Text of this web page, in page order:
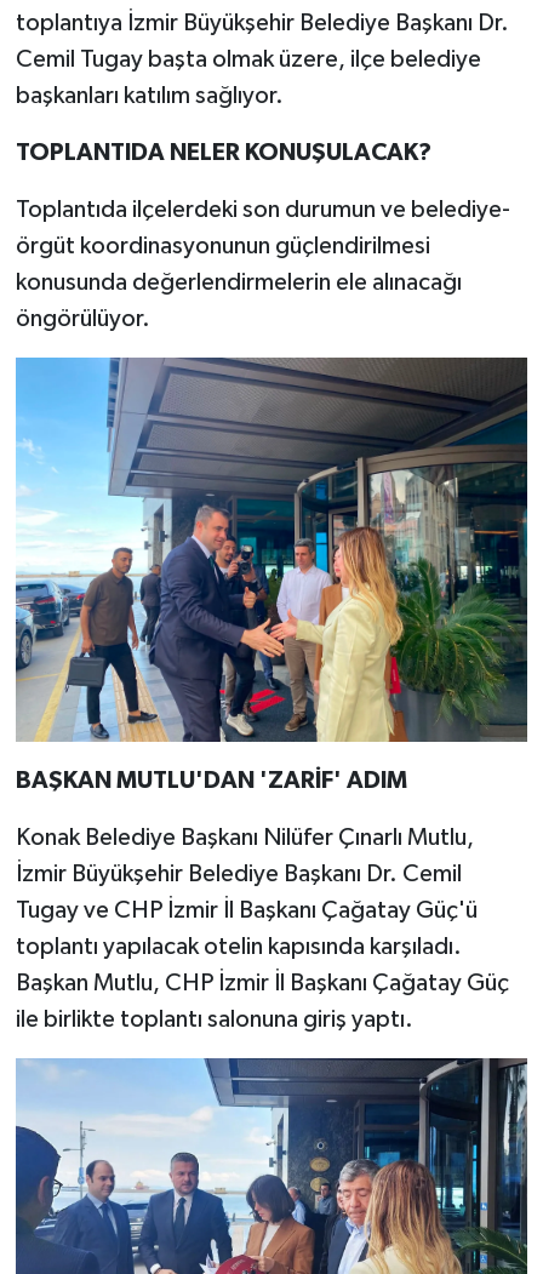
toplantıya İzmir Büyükşehir Belediye Başkanı Dr.
Cemil Tugay başta olmak üzere, ilçe belediye
başkanları katılım sağlıyor.
TOPLANTIDA NELER KONUŞULACAK?
Toplantıda ilçelerdeki son durumun ve belediye-
örgüt koordinasyonunun güçlendirilmesi
konusunda değerlendirmelerin ele alınacağı
öngörülüyor.
BAŞKAN MUTLU'DAN 'ZARİF' ADIM
Konak Belediye Başkanı Nilüfer Çınarlı Mutlu,
İzmir Büyükşehir Belediye Başkanı Dr. Cemil
Tugay ve CHP İzmir İl Başkanı Çağatay Güç'ü
toplantı yapılacak otelin kapısında karşıladı.
Başkan Mutlu, CHP İzmir İl Başkanı Çağatay Güç
ile birlikte toplantı salonuna giriş yaptı.